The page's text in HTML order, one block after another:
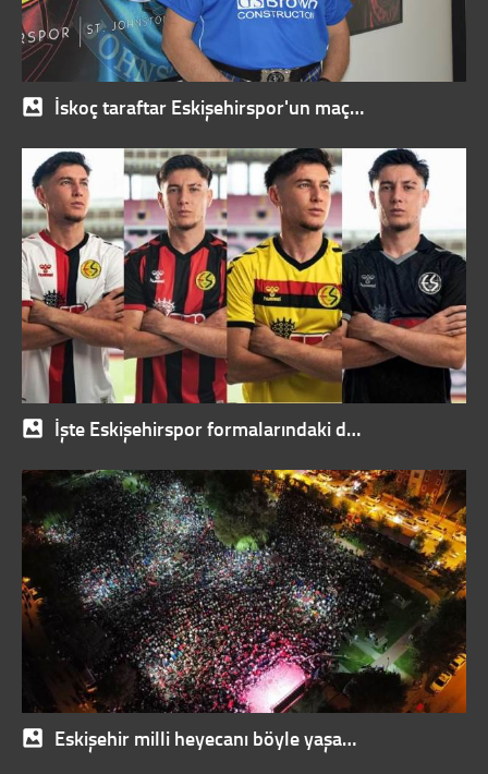
İskoç taraftar Eskişehirspor'un maç…
İşte Eskişehirspor formalarındaki d…
Eskişehir milli heyecanı böyle yaşa…